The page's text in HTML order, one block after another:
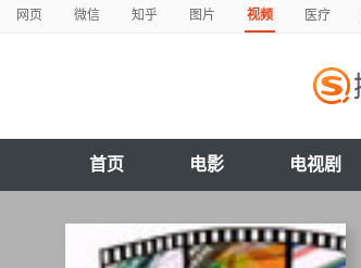
网页 微信 知乎 图片 视频 医疗
首页 电影 电视剧